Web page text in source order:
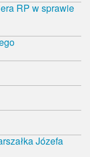
RP w sprawie
Józefa